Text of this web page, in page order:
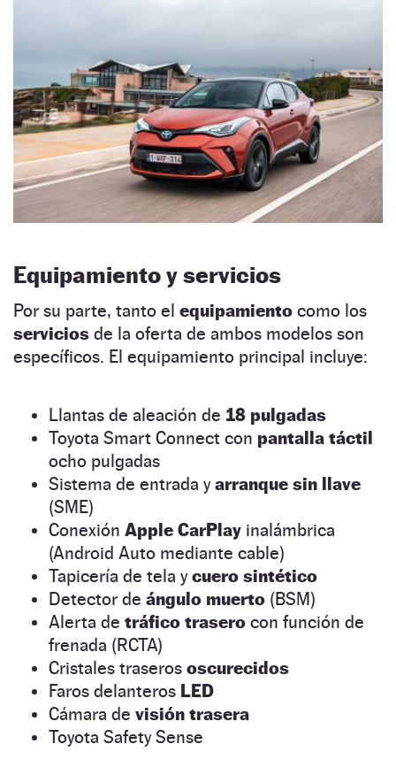
Equipamiento y servicios
Por su parte, tanto el equipamiento como los
servicios de la oferta de ambos modelos son
específicos. El equipamiento principal incluye:
Llantas de aleación de 18 pulgadas
Toyota Smart Connect con pantalla táctil
ocho pulgadas
Sistema de entrada yarranque sin llave
(SME)
Conexión Apple CarPlay inalámbrica
(Android Auto mediante cable)
Tapicería de tela ycuero sintético
Detector de ángulo muerto (BSM)
Alerta de tráfico trasero con función de
frenada (RCTA)
Cristales traseros oscurecidos
Faros delanteros LED
Cámara de visión trasera
Toyota Safety Sense